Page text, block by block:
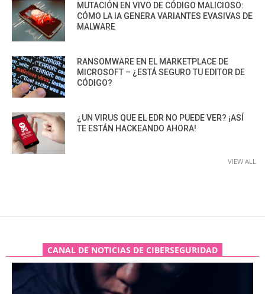
MUTACIÓN EN VIVO DE CÓDIGO MALICIOSO:
CÓMO LA IA GENERA VARIANTES EVASIVAS DE
MALWARE
RANSOMWARE EN EL MARKETPLACE DE
MICROSOFT – ¿ESTÁ SEGURO TU EDITOR DE
CÓDIGO?
¿UN VIRUS QUE EL EDR NO PUEDE VER? ¡ASÍ
TE ESTÁN HACKEANDO AHORA!
VIEW ALL
CANAL DE NOTICIAS DE CIBERSEGURIDAD